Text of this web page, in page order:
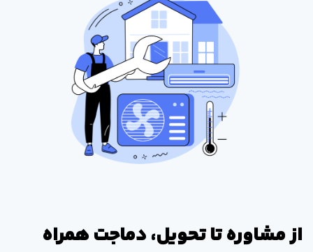
از مشاوره تا تحویل، دماجت همراه